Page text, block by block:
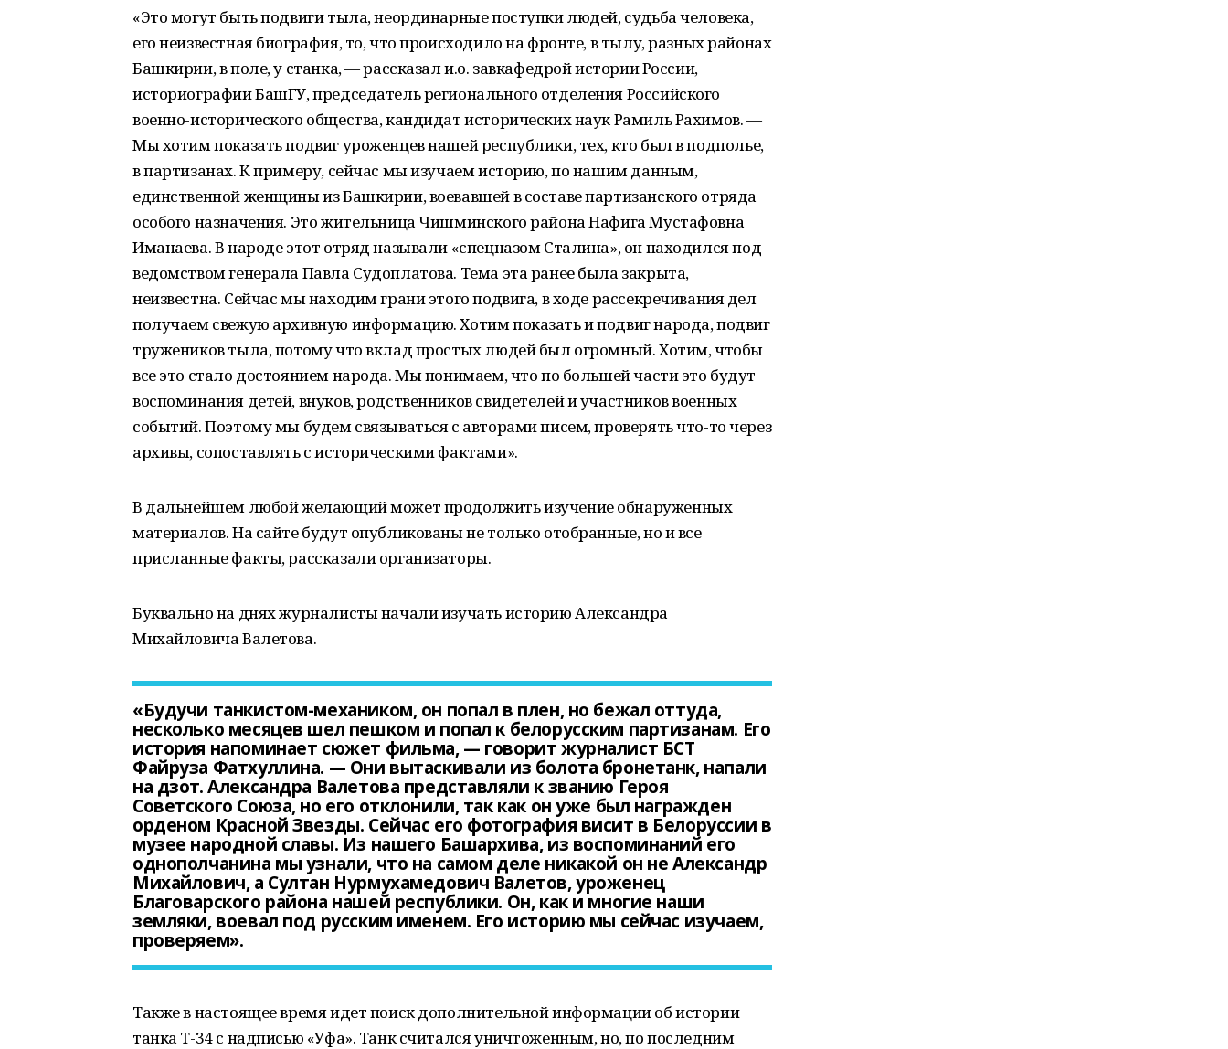
«Это могут быть подвиги тыла, неординарные поступки людей, судьба человека,
его неизвестная биография, то, что происходило на фронте, в тылу, разных районах
Башкирии, в поле, у станка, — рассказал и.о. завкафедрой истории России,
историографии БашГУ, председатель регионального отделения Российского
военно-исторического общества, кандидат исторических наук Рамиль Рахимов. —
Мы хотим показать подвиг уроженцев нашей республики, тех, кто был в подполье,
в партизанах. К примеру, сейчас мы изучаем историю, по нашим данным,
единственной женщины из Башкирии, воевавшей в составе партизанского отряда
особого назначения. Это жительница Чишминского района Нафига Мустафовна
Иманаева. В народе этот отряд называли «спецназом Сталина», он находился под
ведомством генерала Павла Судоплатова. Тема эта ранее была закрыта,
неизвестна. Сейчас мы находим грани этого подвига, в ходе рассекречивания дел
получаем свежую архивную информацию. Хотим показать и подвиг народа, подвиг
тружеников тыла, потому что вклад простых людей был огромный. Хотим, чтобы
все это стало достоянием народа. Мы понимаем, что по большей части это будут
воспоминания детей, внуков, родственников свидетелей и участников военных
событий. Поэтому мы будем связываться с авторами писем, проверять что-то через
архивы, сопоставлять с историческими фактами».
В дальнейшем любой желающий может продолжить изучение обнаруженных
материалов. На сайте будут опубликованы не только отобранные, но и все
присланные факты, рассказали организаторы.
Буквально на днях журналисты начали изучать историю Александра
Михайловича Валетова.
«Будучи танкистом-механиком, он попал в плен, но бежал оттуда,
несколько месяцев шел пешком и попал к белорусским партизанам. Его
история напоминает сюжет фильма, — говорит журналист БСТ
Файруза Фатхуллина. — Они вытаскивали из болота бронетанк, напали
на дзот. Александра Валетова представляли к званию Героя
Советского Союза, но его отклонили, так как он уже был награжден
орденом Красной Звезды. Сейчас его фотография висит в Белоруссии в
музее народной славы. Из нашего Башархива, из воспоминаний его
однополчанина мы узнали, что на самом деле никакой он не Александр
Михайлович, а Султан Нурмухамедович Валетов, уроженец
Благоварского района нашей республики. Он, как и многие наши
земляки, воевал под русским именем. Его историю мы сейчас изучаем,
проверяем».
Также в настоящее время идет поиск дополнительной информации об истории
танка Т-34 с надписью «Уфа». Танк считался уничтоженным, но, по последним